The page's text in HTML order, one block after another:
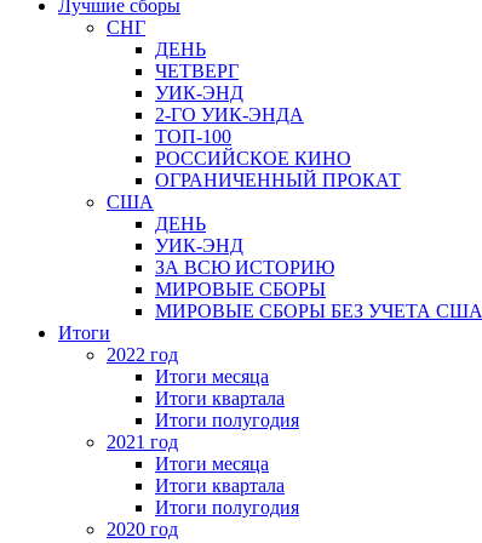
Лучшие сборы
СНГ
ДЕНЬ
ЧЕТВЕРГ
УИК-ЭНД
2-ГО УИК-ЭНДА
ТОП-100
РОССИЙСКОЕ КИНО
ОГРАНИЧЕННЫЙ ПРОКАТ
США
ДЕНЬ
УИК-ЭНД
ЗА ВСЮ ИСТОРИЮ
МИРОВЫЕ СБОРЫ
МИРОВЫЕ СБОРЫ БЕЗ УЧЕТА США
Итоги
2022 год
Итоги месяца
Итоги квартала
Итоги полугодия
2021 год
Итоги месяца
Итоги квартала
Итоги полугодия
2020 год